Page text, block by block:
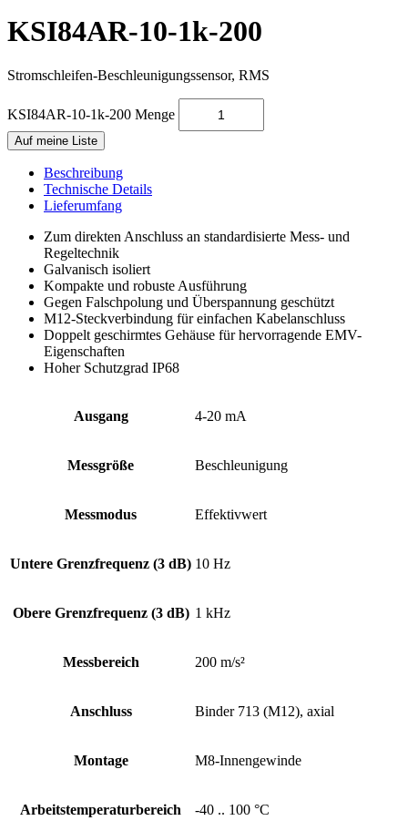
KSI84AR-10-1k-200
Stromschleifen-Beschleunigungs­sensor, RMS
KSI84AR-10-1k-200 Menge
Auf meine Liste
Beschreibung
Technische Details
Lieferumfang
Zum direkten Anschluss an standardisierte Mess- und
Regeltechnik
Galvanisch isoliert
Kompakte und robuste Ausführung
Gegen Falschpolung und Überspannung geschützt
M12-Steckverbindung für einfachen Kabelanschluss
Doppelt geschirmtes Gehäuse für hervorragende EMV-
Eigenschaften
Hoher Schutzgrad IP68
Ausgang 4-20 mA
Messgröße Beschleunigung
Messmodus Effektivwert
Untere Grenz­frequenz (3 dB) 10 Hz
Obere Grenz­frequenz (3 dB) 1 kHz
Messbereich 200 m/s²
Anschluss Binder 713 (M12), axial
Montage M8-Innengewinde
Arbeits­temperatur­bereich -40 .. 100 °C